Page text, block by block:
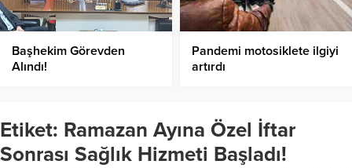
Başhekim Görevden
Alındı!
Pandemi motosiklete ilgiyi
artırdı
Etiket: Ramazan Ayına Özel İftar
Sonrası Sağlık Hizmeti Başladı!